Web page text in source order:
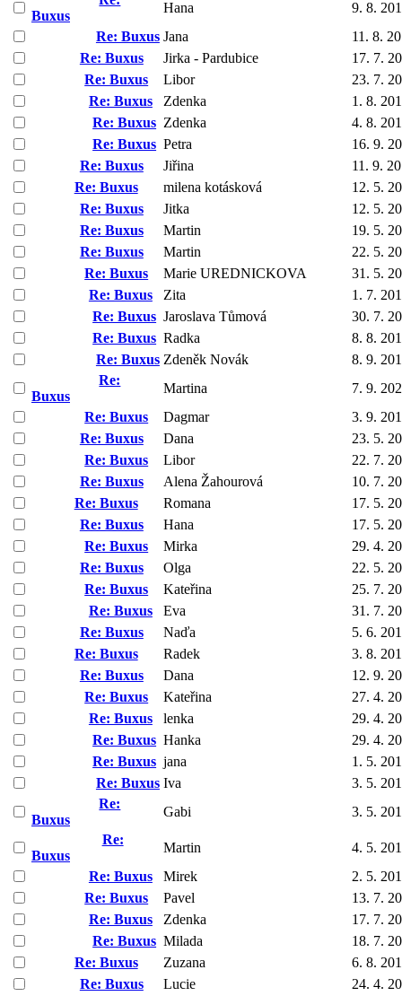
Buxus
Hana
9. 8.
Re: Buxus Jana
11. 8.
Re: Buxus
Jirka - Pardubice
17. 7.
Re: Buxus
Libor
23. 7.
Re: Buxus
Zdenka
1. 8.
Re: Buxus Zdenka
4. 8.
Re: Buxus Petra
16. 9.
Re: Buxus
Jiřina
11. 9.
Re: Buxus
milena kotásková
12. 5.
Re: Buxus
Jitka
12. 5.
Re: Buxus
Martin
19. 5.
Re: Buxus
Martin
22. 5.
Re: Buxus
Marie UREDNICKOVA
31. 5.
Re: Buxus
Zita
1. 7.
Re: Buxus Jaroslava Tůmová
30. 7.
Re: Buxus Radka
8. 8.
Re: Buxus Zdeněk Novák
8. 9.
Re:
Buxus
Martina
7. 9.
Re: Buxus
Dagmar
3. 9.
Re: Buxus
Dana
23. 5.
Re: Buxus
Libor
22. 7.
Re: Buxus
Alena Žahourová
10. 7.
Re: Buxus
Romana
17. 5.
Re: Buxus
Hana
17. 5.
Re: Buxus
Mirka
29. 4.
Re: Buxus
Olga
22. 5.
Re: Buxus
Kateřina
25. 7.
Re: Buxus
Eva
31. 7.
Re: Buxus
Naďa
5. 6.
Re: Buxus
Radek
3. 8.
Re: Buxus
Dana
12. 9.
Re: Buxus
Kateřina
27. 4.
Re: Buxus
lenka
29. 4.
Re: Buxus Hanka
29. 4.
Re: Buxus jana
1. 5.
Re: Buxus Iva
3. 5.
Re:
Buxus
Gabi
3. 5.
Re:
Buxus
Martin
4. 5.
Re: Buxus
Mirek
2. 5.
Re: Buxus
Pavel
13. 7.
Re: Buxus
Zdenka
17. 7.
Re: Buxus Milada
18. 7.
Re: Buxus
Zuzana
6. 8.
Re: Buxus
Lucie
24. 4.